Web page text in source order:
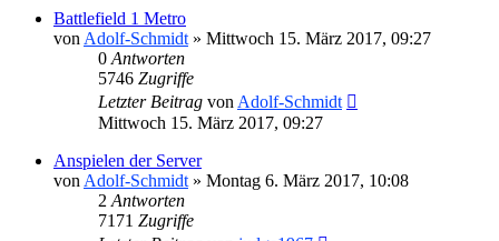
Battlefield 1 Metro
von Adolf-Schmidt » Mittwoch 15. März 2017, 09:27
0 Antworten
5746 Zugriffe
Letzter Beitrag von Adolf-Schmidt
Mittwoch 15. März 2017, 09:27
Anspielen der Server
von Adolf-Schmidt » Montag 6. März 2017, 10:08
2 Antworten
7171 Zugriffe